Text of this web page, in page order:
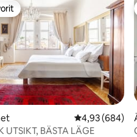
110 omdömen
4,93 av 5 i
4,93 (684)
UTSIKT, BÄSTA LÄGE